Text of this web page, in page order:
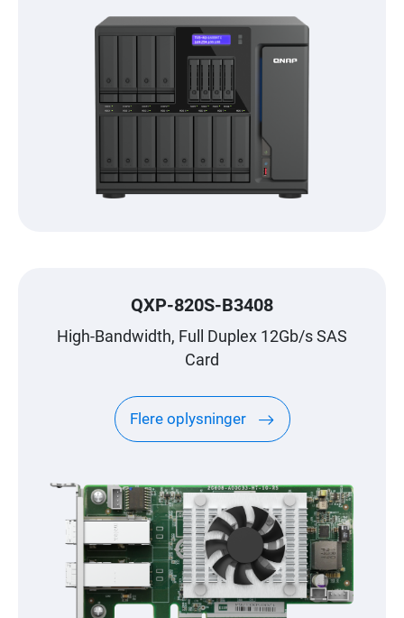
QXP-820S-B3408
High-Bandwidth, Full Duplex 12Gb/s SAS
Card
Flere oplysninger